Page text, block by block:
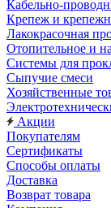
Кабельно-
Крепеж и
Лакокрасочная
Отопительное и
Системы для
Сыпучие смеси
Хозяйственные
Акции
Покупателям
Сертификаты
Способы оплаты
Доставка
Возврат товара